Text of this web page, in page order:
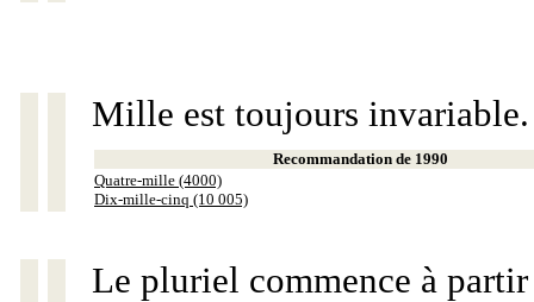
Mille est toujours invariable.
Recommandation de 1990
Quatre-mille (4000)
Dix-mille-cinq (10 005)
Le pluriel commence à